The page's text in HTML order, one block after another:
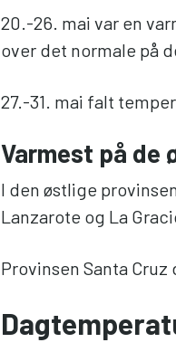
20.-26. mai var en
over det normale på
27.-31. mai falt
Varmest på de
I den østlige
Lanzarote og La
Provinsen Santa